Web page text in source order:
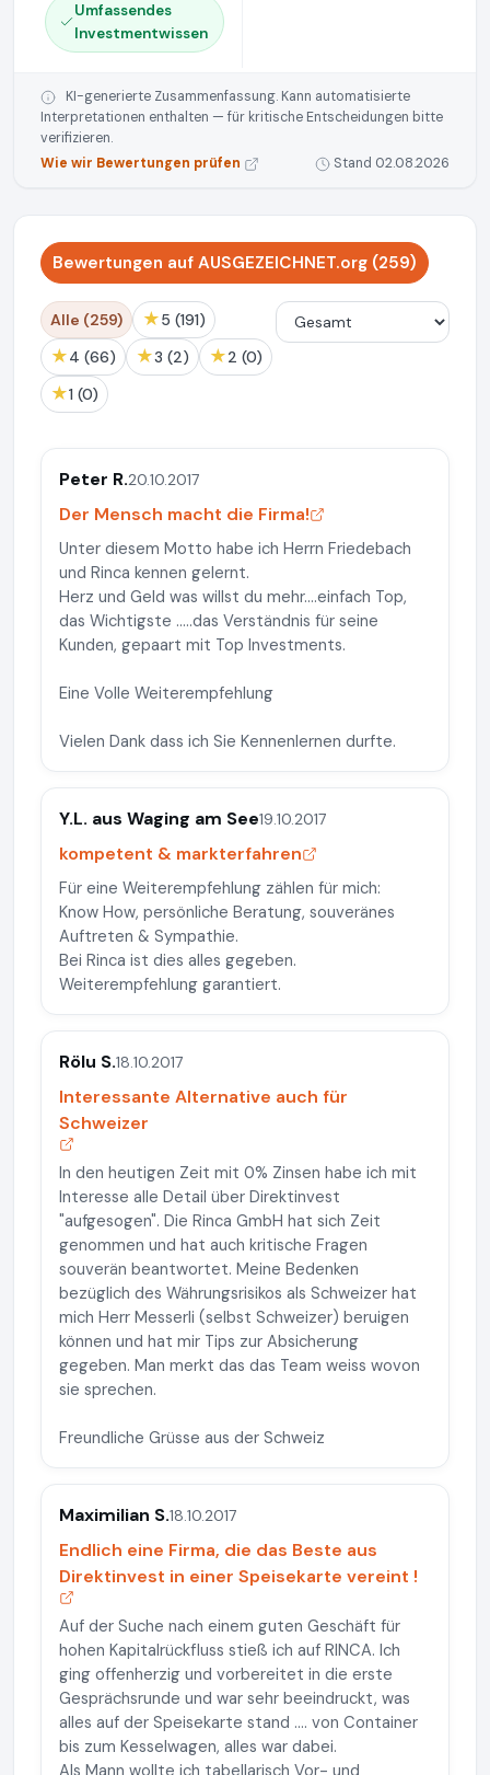
Umfassendes
Investmentwissen
KI-generierte Zusammenfassung. Kann automatisierte
Interpretationen enthalten — für kritische Entscheidungen bitte
verifizieren.
Wie wir Bewertungen prüfen
Stand 02.08.2026
Bewertungen auf AUSGEZEICHNET.org (259)
Alle (259) ★ 5 (191)
★ 4 (66) ★ 3 (2) ★ 2 (0)
★ 1 (0)
Peter R.20.10.2017
Der Mensch macht die Firma!
Unter diesem Motto habe ich Herrn Friedebach
und Rinca kennen gelernt.
Herz und Geld was willst du mehr....einfach Top,
das Wichtigste .....das Verständnis für seine
Kunden, gepaart mit Top Investments.
Eine Volle Weiterempfehlung
Vielen Dank dass ich Sie Kennenlernen durfte.
Y.L. aus Waging am See19.10.2017
kompetent & markterfahren
Für eine Weiterempfehlung zählen für mich:
Know How, persönliche Beratung, souveränes
Auftreten & Sympathie.
Bei Rinca ist dies alles gegeben.
Weiterempfehlung garantiert.
Rölu S.18.10.2017
Interessante Alternative auch für
Schweizer
In den heutigen Zeit mit 0% Zinsen habe ich mit
Interesse alle Detail über Direktinvest
"aufgesogen". Die Rinca GmbH hat sich Zeit
genommen und hat auch kritische Fragen
souverän beantwortet. Meine Bedenken
bezüglich des Währungsrisikos als Schweizer hat
mich Herr Messerli (selbst Schweizer) beruigen
können und hat mir Tips zur Absicherung
gegeben. Man merkt das das Team weiss wovon
sie sprechen.
Freundliche Grüsse aus der Schweiz
Maximilian S.18.10.2017
Endlich eine Firma, die das Beste aus
Direktinvest in einer Speisekarte vereint !
Auf der Suche nach einem guten Geschäft für
hohen Kapitalrückfluss stieß ich auf RINCA. Ich
ging offenherzig und vorbereitet in die erste
Gesprächsrunde und war sehr beeindruckt, was
alles auf der Speisekarte stand .... von Container
bis zum Kesselwagen, alles war dabei.
Als Mann wollte ich tabellarisch Vor- und